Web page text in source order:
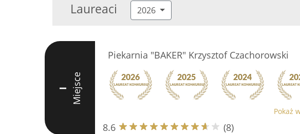
Laureaci 2026
I Miejsce
Piekarnia "BAKER" Krzysztof Czachorowski
Pokaż
8.6 (8)